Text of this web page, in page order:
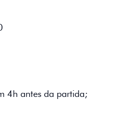
4h antes da partida;